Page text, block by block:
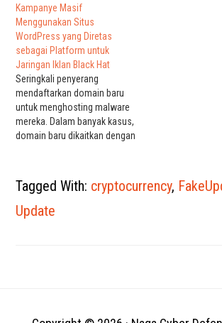
dari beberapa situs bertenaga
WordPress yang telah
disusupi oleh peretas.
Halaman-halaman itu, mulai
dari halaman blog berita
hingga situs perusahaan
resmi, telah dihantam oleh
aktor ancaman dengan
sejarah kampanye…
Kampanye Masif
Menggunakan Situs
WordPress yang Diretas
sebagai Platform untuk
Jaringan Iklan Black Hat
Seringkali penyerang
mendaftarkan domain baru
untuk menghosting malware
mereka. Dalam banyak kasus,
domain baru dikaitkan dengan
penulis bersama rekannya
Ben Martin, akan meninjau
bagaimana perilaku wave
terbaru untuk domain
Tagged With: cryptocurrency,
Update